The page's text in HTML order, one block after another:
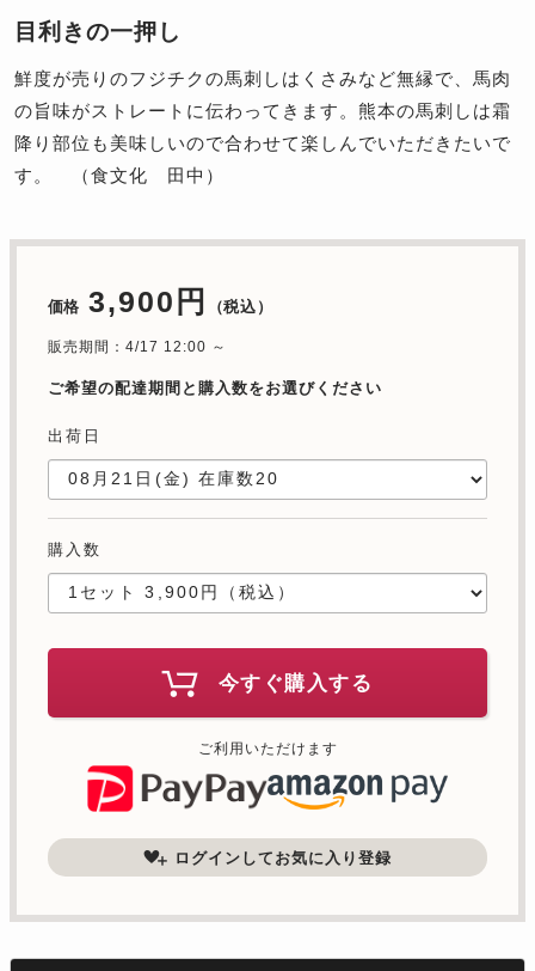
目利きの一押し
鮮度が売りのフジチクの馬刺しはくさみなど無縁で、馬肉
の旨味がストレートに伝わってきます。熊本の馬刺しは霜
降り部位も美味しいので合わせて楽しんでいただきたいで
す。 （食文化 田中）
価格 3,900円 （税込）
販売期間：4/17 12:00 ～
ご希望の配達期間と購入数をお選びください
出荷日
購入数
今すぐ購入する
ご利用いただけます
ログインしてお気に入り登録